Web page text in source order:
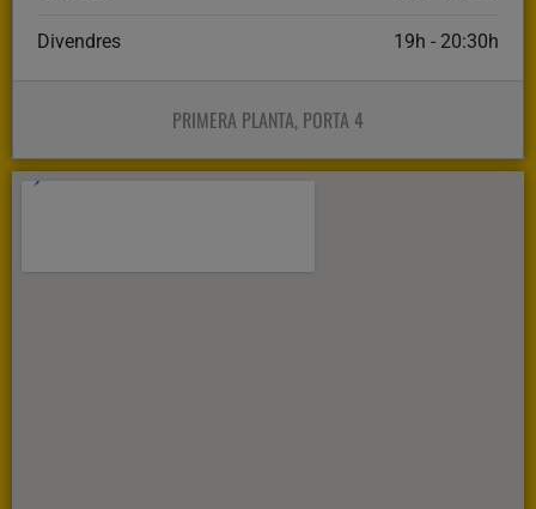
Divendres 19h - 20:30h
PRIMERA PLANTA, PORTA 4